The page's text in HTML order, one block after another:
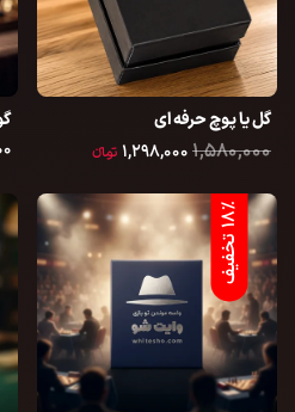
گل یا پوچ حرفه ای
۱,۵۸۰,۰۰۰۱,۲۹۸,۰۰۰ تومانءء
1
8
%
ت
خ
ف
ی
ف